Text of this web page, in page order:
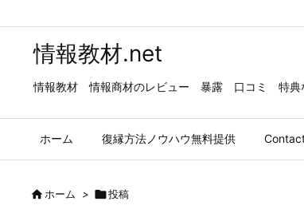
情報教材.net
情報教材 情報商材のレビュー 暴露 口コミ 特典
ホーム 復縁方法ノウハウ無料提供
ホーム > 投稿